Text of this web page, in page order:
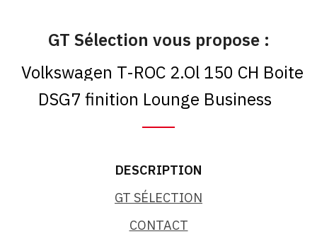
GT Sélection vous propose :
Volkswagen T-ROC 2.Ol 150 CH Boite
DSG7 finition Lounge Business
DESCRIPTION
GT SÉLECTION
CONTACT